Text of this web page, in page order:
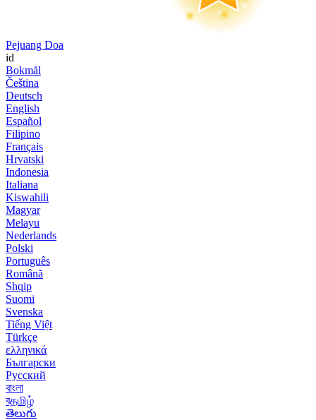
Pejuang Doa
id
Bokmål
Čeština
Deutsch
English
Español
Filipino
Français
Hrvatski
Indonesia
Italiana
Kiswahili
Magyar
Melayu
Nederlands
Polski
Português
Română
Shqip
Suomi
Svenska
Tiếng Việt
Türkçe
ελληνικά
Български
Русский
বাংলা
বதமிழ்
తెలుగు